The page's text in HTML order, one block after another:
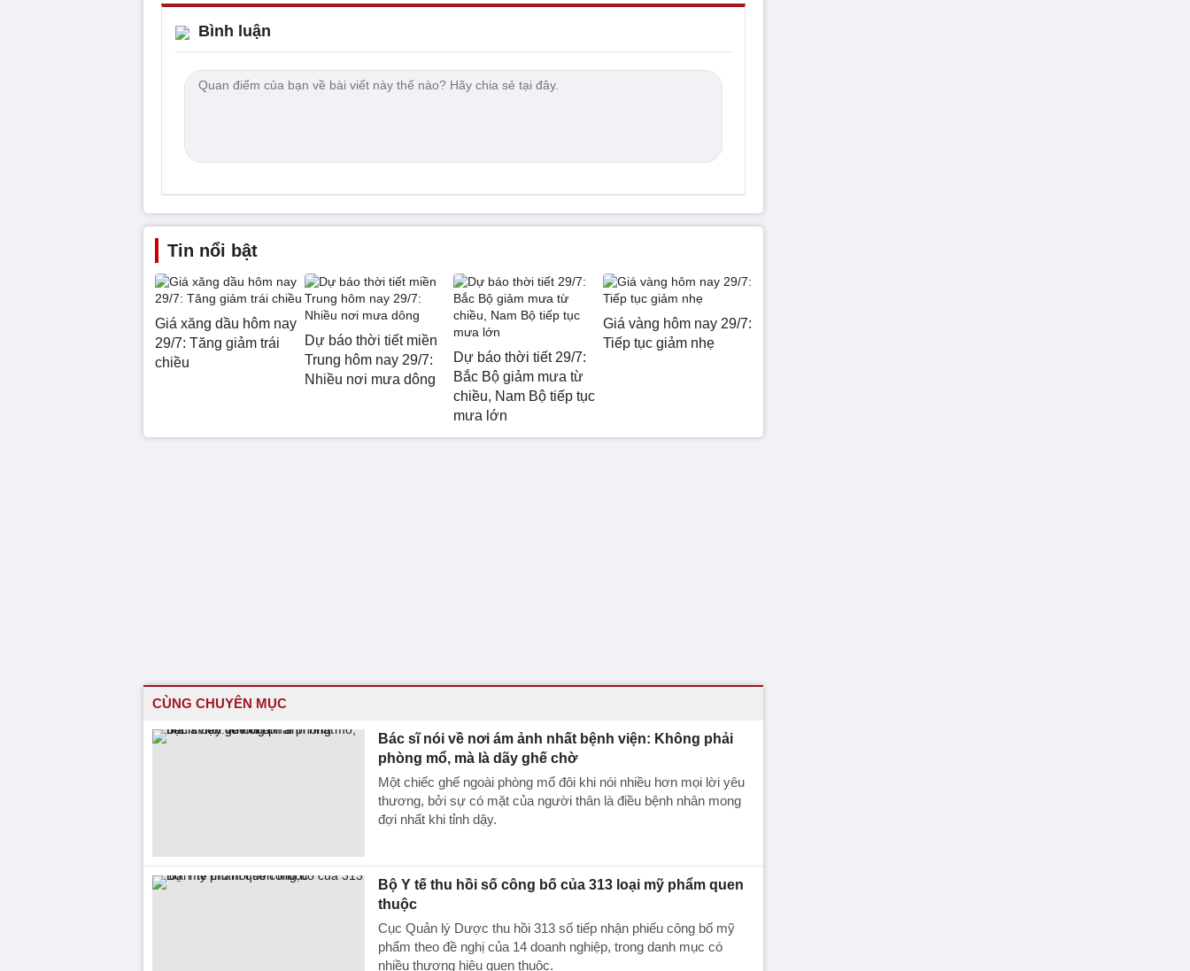
Bình luận
Tin nổi bật
Giá xăng dầu hôm nay
29/7: Tăng giảm trái
chiều
Dự báo thời tiết miền
Trung hôm nay 29/7:
Nhiều nơi mưa dông
Dự báo thời tiết 29/7:
Bắc Bộ giảm mưa từ
chiều, Nam Bộ tiếp tục
mưa lớn
Giá vàng hôm nay 29/7:
Tiếp tục giảm nhẹ
CÙNG CHUYÊN MỤC
Bác sĩ nói về nơi ám ảnh nhất bệnh viện: Không phải
phòng mổ, mà là dãy ghế chờ
Một chiếc ghế ngoài phòng mổ đôi khi nói nhiều hơn mọi lời yêu
thương, bởi sự có mặt của người thân là điều bệnh nhân mong
đợi nhất khi tỉnh dậy.
Bộ Y tế thu hồi số công bố của 313 loại mỹ phẩm quen
thuộc
Cục Quản lý Dược thu hồi 313 số tiếp nhận phiếu công bố mỹ
phẩm theo đề nghị của 14 doanh nghiệp, trong danh mục có
nhiều thương hiệu quen thuộc.